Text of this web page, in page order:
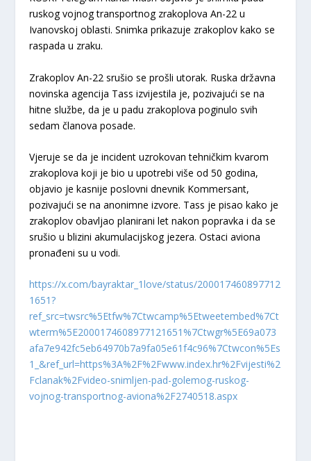
ruskog vojnog transportnog zrakoplova An-22 u
Ivanovskoj oblasti. Snimka prikazuje zrakoplov kako se
raspada u zraku.
Zrakoplov An-22 srušio se prošli utorak. Ruska državna
novinska agencija Tass izvijestila je, pozivajući se na
hitne službe, da je u padu zrakoplova poginulo svih
sedam članova posade.
Vjeruje se da je incident uzrokovan tehničkim kvarom
zrakoplova koji je bio u upotrebi više od 50 godina,
objavio je kasnije poslovni dnevnik Kommersant,
pozivajući se na anonimne izvore. Tass je pisao kako je
zrakoplov obavljao planirani let nakon popravka i da se
srušio u blizini akumulacijskog jezera. Ostaci aviona
pronađeni su u vodi.
https://x.com/bayraktar_1love/status/200017460897712
1651?
ref_src=twsrc%5Etfw%7Ctwcamp%5Etweetembed%7Ct
wterm%5E2000174608977121651%7Ctwgr%5E69a073
afa7e942fc5eb64970b7a9fa05e61f4c96%7Ctwcon%5Es
1_&ref_url=https%3A%2F%2Fwww.index.hr%2Fvijesti%2
Fclanak%2Fvideo-snimljen-pad-golemog-ruskog-
vojnog-transportnog-aviona%2F2740518.aspx